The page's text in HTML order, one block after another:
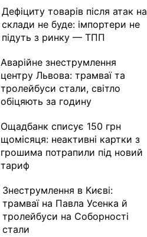
Дефіциту товарів після атак на
склади не буде: імпортери не
підуть з ринку — ТПП
Аварійне знеструмлення
центру Львова: трамваї та
тролейбуси стали, світло
обіцяють за годину
Ощадбанк списує 150 грн
щомісяця: неактивні картки з
грошима потрапили під новий
тариф
Знеструмлення в Києві:
трамваї на Павла Усенка й
тролейбуси на Соборності
стали